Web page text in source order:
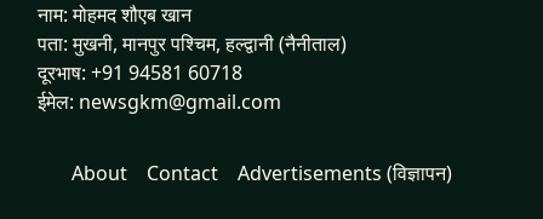
नाम: मोहमद शौएब खान
पता: मुखनी, मानपुर पश्चिम, हल्द्वानी (नैनीताल)
दूरभाष: +91 94581 60718
ईमेल: newsgkm@gmail.com
About Contact Advertisements (विज्ञापन)